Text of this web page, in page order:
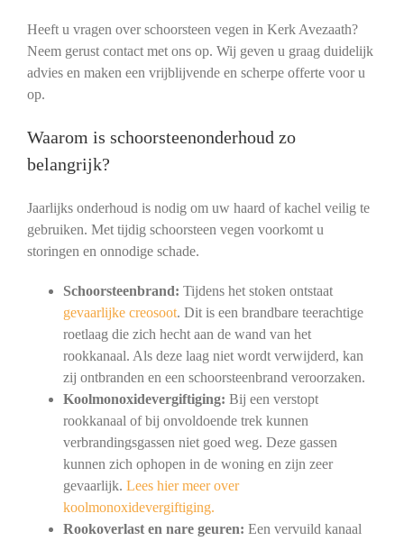
Heeft u vragen over schoorsteen vegen in Kerk Avezaath?
Neem gerust contact met ons op. Wij geven u graag duidelijk
advies en maken een vrijblijvende en scherpe offerte voor u
op.
Waarom is schoorsteenonderhoud zo
belangrijk?
Jaarlijks onderhoud is nodig om uw haard of kachel veilig te
gebruiken. Met tijdig schoorsteen vegen voorkomt u
storingen en onnodige schade.
Schoorsteenbrand: Tijdens het stoken ontstaat
gevaarlijke creosoot. Dit is een brandbare teerachtige
roetlaag die zich hecht aan de wand van het
rookkanaal. Als deze laag niet wordt verwijderd, kan
zij ontbranden en een schoorsteenbrand veroorzaken.
Koolmonoxidevergiftiging: Bij een verstopt
rookkanaal of bij onvoldoende trek kunnen
verbrandingsgassen niet goed weg. Deze gassen
kunnen zich ophopen in de woning en zijn zeer
gevaarlijk. Lees hier meer over
koolmonoxidevergiftiging.
Rookoverlast en nare geuren: Een vervuild kanaal